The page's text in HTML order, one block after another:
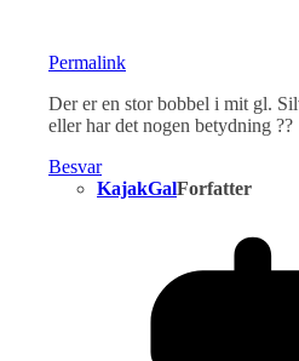
Permalink
Der er en stor bobbel i mit gl.
eller har det nogen betydning ??
Besvar
KajakGalForfatter